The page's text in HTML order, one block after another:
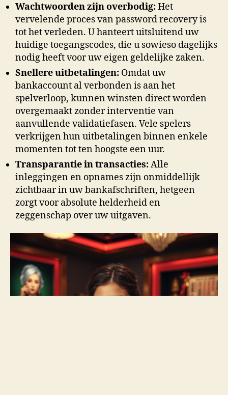
Wachtwoorden zijn overbodig:Het
vervelende proces van password recovery is
tot het verleden. U hanteert uitsluitend uw
huidige toegangscodes, die u sowieso dagelijks
nodig heeft voor uw eigen geldelijke zaken.
Snellere uitbetalingen: Omdat uw
bankaccount al verbonden is aan het
spelverloop, kunnen winsten direct worden
overgemaakt zonder interventie van
aanvullende validatiefasen. Vele spelers
verkrijgen hun uitbetalingen binnen enkele
momenten tot ten hoogste een uur.
Transparantie in transacties:Alle
inleggingen en opnames zijn onmiddellijk
zichtbaar in uw bankafschriften, hetgeen
zorgt voor absolute helderheid en
zeggenschap over uw uitgaven.